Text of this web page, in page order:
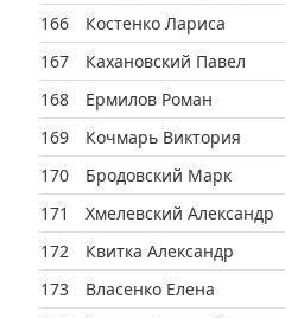
166
Костенко Лариса
167
Кахановский Павел
168
Ермилов Роман
169
Кочмарь Виктория
170
Бродовский Марк
171
Хмелевский Александр
172
Квитка Александр
173
Власенко Елена